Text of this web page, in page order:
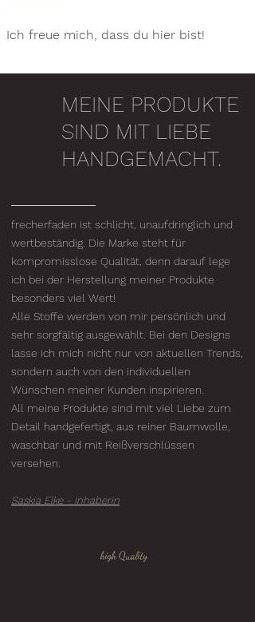
Ich freue mich, dass du hier bist!
MEINE PRODUKTE
SIND MIT LIEBE
HANDGEMACHT.
frecherfaden ist schlicht, unaufdringlich und
wertbeständig. Die Marke steht für
kompromisslose Qualität, denn darauf lege
ich bei der Herstellung meiner Produkte
besonders viel Wert!
Alle Stoffe werden von mir persönlich und
sehr sorgfältig ausgewählt. Bei den Designs
lasse ich mich nicht nur von aktuellen Trends,
sondern auch von den individuellen
Wünschen meiner Kunden inspirieren.
All meine Produkte sind mit viel Liebe zum
Detail handgefertigt, aus reiner Baumwolle,
waschbar und mit Reißverschlüssen
versehen.
Saskia Elke - Inhaberin
high Quality